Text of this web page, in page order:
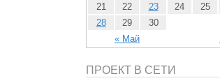
« Май
21
22 23 24 25
28
29 30
ПРОЕКТ В СЕТИ